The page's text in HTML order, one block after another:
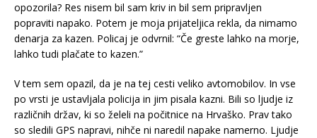
opozorila? Res nisem bil sam kriv in bil sem pripravljen
popraviti napako. Potem je moja prijateljica rekla, da nimamo
denarja za kazen. Policaj je odvrnil: “Če greste lahko na morje,
lahko tudi plačate to kazen.”
V tem sem opazil, da je na tej cesti veliko avtomobilov. In vse
po vrsti je ustavljala policija in jim pisala kazni. Bili so ljudje iz
različnih držav, ki so želeli na počitnice na Hrvaško. Prav tako
so sledili GPS napravi, nihče ni naredil napake namerno. Ljudje